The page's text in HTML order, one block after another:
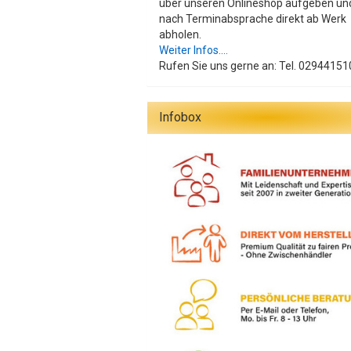
über unseren Onlineshop aufgeben
nach Terminabsprache direkt ab Werk
abholen.
Weiter Infos....
Rufen Sie uns gerne an: Tel.
Infobox